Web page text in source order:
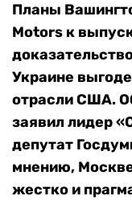
Планы
Motors к
Украине
отрасли США.
заявил лидер
депутат
мнению,
жестко и